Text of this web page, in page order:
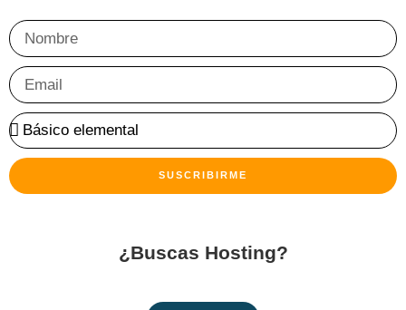
SUSCRIBIRME
¿Buscas Hosting?